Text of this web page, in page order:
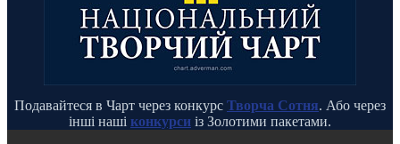
Подавайтеся в Чарт через конкурс Творча Сотня. Або через
інші наші конкурси із Золотими пакетами.